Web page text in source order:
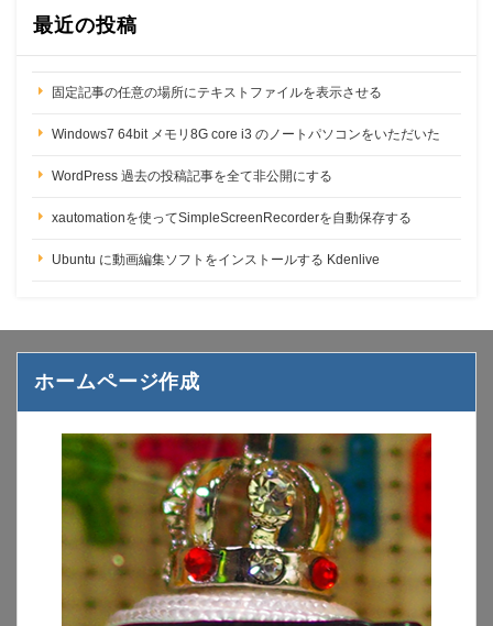
最近の投稿
固定記事の任意の場所にテキストファイルを表示させる
Windows7 64bit メモリ8G core i3 のノートパソコンをいただいた
WordPress 過去の投稿記事を全て非公開にする
xautomationを使ってSimpleScreenRecorderを自動保存する
Ubuntu に動画編集ソフトをインストールする Kdenlive
ホームページ作成